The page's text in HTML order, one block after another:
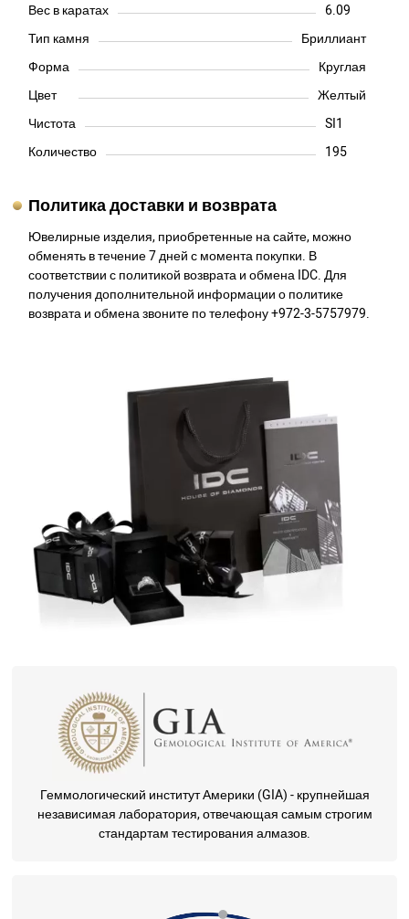
Вес в каратах
6.09
Тип камня
Бриллиант
Форма
Круглая
Цвет
Желтый
Чистота
SI1
Количество
195
Политика доставки и возврата
Ювелирные изделия, приобретенные на сайте, можно
обменять в течение 7 дней с момента покупки. В
соответствии с политикой возврата и обмена IDC. Для
получения дополнительной информации о политике
возврата и обмена звоните по телефону +972-3-5757979.
Геммологический институт Америки (GIA) - крупнейшая
независимая лаборатория, отвечающая самым строгим
стандартам тестирования алмазов.